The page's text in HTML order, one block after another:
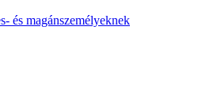
és magánszemélyeknek